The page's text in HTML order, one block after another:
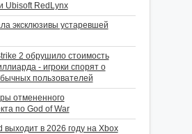
Ubisoft RedLynx
эксклюзивы устаревшей
2 обрушило стоимость
- игроки спорят о
пользователей
отмененного
по God of War
выходит в 2026 году на Xbox